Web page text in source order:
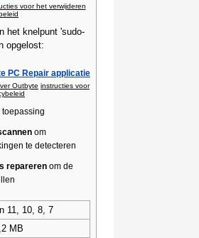
voor het verwijderen
het knelpunt 'sudo-
opgelost:
PC Repair applicatie
Outbyte instructies voor
toepassing
om
te detecteren
repareren om de
11, 10, 8, 7
MB